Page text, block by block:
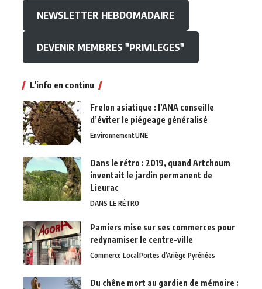
NEWSLETTER HEBDOMADAIRE
DEVENIR MEMBRES "PRIVILEGES"
L'info en continu
Frelon asiatique : l’ANA conseille
d’éviter le piégeage généralisé
EnvironnementUNE
Dans le rétro : 2019, quand Artchoum
inventait le jardin permanent de
Lieurac
DANS LE RÉTRO
Pamiers mise sur ses commerces pour
redynamiser le centre-ville
Commerce Local Portes d’Ariège Pyrénées
Du chêne mort au gardien de mémoire :